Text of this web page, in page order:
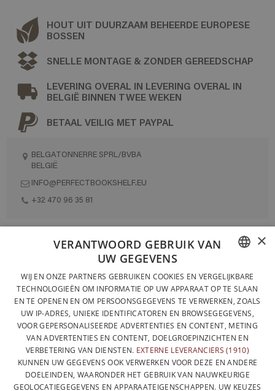
HOUT UIT DUURZAAM BEHEERDE EUROPESE
BOSSEN
SNELLE MONTAGE & ZONDER GEREEDSCHAP
LEVERING OVERAL IN LEVERING OVERAL IN
BELGIË BINNEN TWEE WEKEN
BETAAL VEILIG MET PAYPAL
BELGATONNERRE SPRL/BVBA
BELGIË
INFO@PERFECTBOOKSHELF.EU
+32 470 96 35 81
VOLLEDIG ONTWORPEN EN GEPRODUCEERD IN BELGIË
PRIVACYBELEID
ALGEMENE VERKOOPVOORWAARDEN
SITEMAP
FRENCH
DUTCH
ENGLISH
×
VERANTWOORD GEBRUIK VAN
UW GEGEVENS
WIJ EN ONZE PARTNERS GEBRUIKEN COOKIES EN VERGELIJKBARE
TECHNOLOGIEËN OM INFORMATIE OP UW APPARAAT OP TE SLAAN
EN TE OPENEN EN OM PERSOONSGEGEVENS TE VERWERKEN, ZOALS
UW IP-ADRES, UNIEKE IDENTIFICATOREN EN BROWSEGEGEVENS,
VOOR GEPERSONALISEERDE ADVERTENTIES EN CONTENT, METING
VAN ADVERTENTIES EN CONTENT, DOELGROEPINZICHTEN EN
VERBETERING VAN DIENSTEN. EXTERNE LEVERANCIERS (1910)
KUNNEN UW GEGEVENS OOK VERWERKEN VOOR DEZE EN ANDERE
DOELEINDEN, WAARONDER HET GEBRUIK VAN NAUWKEURIGE
GEOLOCATIEGEGEVENS EN APPARAATEIGENSCHAPPEN. UW KEUZES